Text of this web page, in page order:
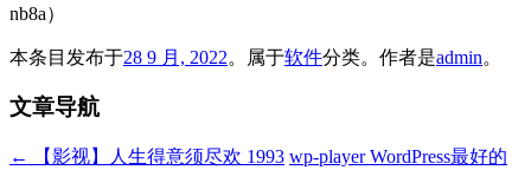
nb8a）
本条目发布于28 9 月, 2022。属于软件分类。 作者是admin。
文章导航
← 【影视】人生得意须尽欢 1993 wp-player WordPress最好的